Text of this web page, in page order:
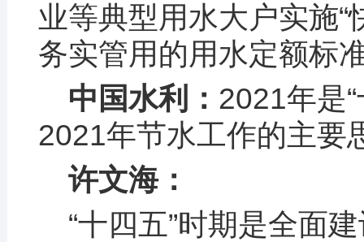
业等典型用水大户实施“
务实管用的用水定额标
中国水利： 2021年是
2021年节水工作的主要
许文海：
“十四五”时期是全面